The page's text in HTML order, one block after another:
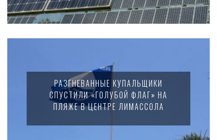
РАЗГНЕВАННЫЕ КУПАЛЬЩИКИ
СПУСТИЛИ «ГОЛУБОЙ ФЛАГ» НА
ПЛЯЖЕ В ЦЕНТРЕ ЛИМАССОЛА